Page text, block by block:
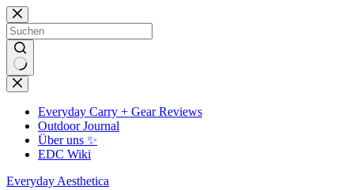
Zum
Inhalt
springen
Keine
Ergebnisse
Everyday Carry + Gear Reviews
Outdoor Journal
Über uns ✨
EDC Wiki
Everyday Aesthetica